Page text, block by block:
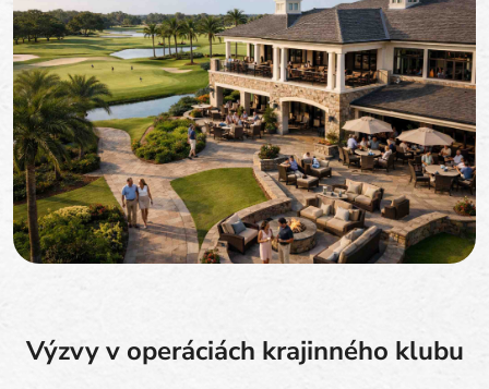
Výzvy v operáciách krajinného klubu